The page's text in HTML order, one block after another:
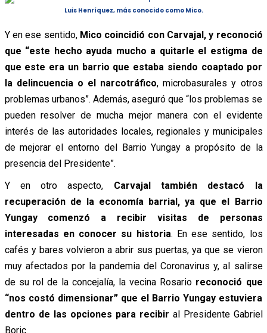
Luis Henríquez, más conocido como Mico.
Y en ese sentido, Mico coincidió con Carvajal, y reconoció
que “este hecho ayuda mucho a quitarle el estigma de
que este era un barrio que estaba siendo coaptado por
la delincuencia o el narcotráfico, microbasurales y otros
problemas urbanos”. Además, aseguró que “los problemas se
pueden resolver de mucha mejor manera con el evidente
interés de las autoridades locales, regionales y municipales
de mejorar el entorno del Barrio Yungay a propósito de la
presencia del Presidente”.
Y en otro aspecto, Carvajal también destacó la
recuperación de la economía barrial, ya que el Barrio
Yungay comenzó a recibir visitas de personas
interesadas en conocer su historia. En ese sentido, los
cafés y bares volvieron a abrir sus puertas, ya que se vieron
muy afectados por la pandemia del Coronavirus y, al salirse
de su rol de la concejalía, la vecina Rosario reconoció que
“nos costó dimensionar” que el Barrio Yungay estuviera
dentro de las opciones para recibir al Presidente Gabriel
Boric.